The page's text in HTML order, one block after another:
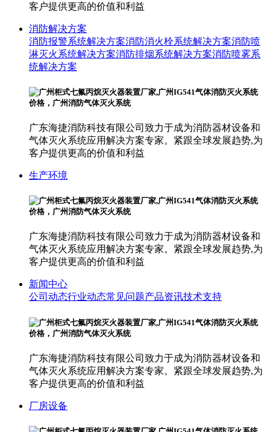
客户提供更高的价值和利益
消防解决方案
消防报警系统解决方案消防消火栓系统解决方案消防喷
淋灭火系统解决方案消防排烟系统解决方案消防喷雾系
统解决方案
广东海捷消防科技有限公司致力于成为消防器材设备和
气体灭火系统应用解决方案专家。紧跟全球发展趋势,为
客户提供更高的价值和利益
生产环境
广东海捷消防科技有限公司致力于成为消防器材设备和
气体灭火系统应用解决方案专家。紧跟全球发展趋势,为
客户提供更高的价值和利益
新闻中心
公司动态行业动态常见问题产品资讯技术支持
广东海捷消防科技有限公司致力于成为消防器材设备和
气体灭火系统应用解决方案专家。紧跟全球发展趋势,为
客户提供更高的价值和利益
厂房设备